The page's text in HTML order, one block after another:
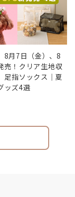
8月7日（金）、8
売！クリア生地収
足指ソックス｜夏
ッズ4選